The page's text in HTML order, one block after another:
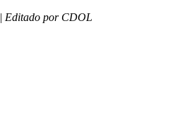
| Editado por CDOL